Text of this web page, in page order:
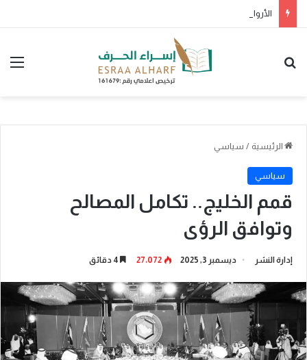
الأرواح جنود مجندة
الرئيسية / سياسي
سياسي
قمم الخليج.. تكامل المصالح
وتوافق الرؤى
إدارة النشر ديسمبر 3, 2025 27٬072